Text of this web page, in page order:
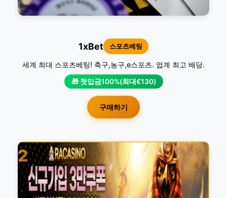
1xBet 스포츠베팅
세계 최대 스포츠베팅! 축구,농구,e스포츠. 업계 최고 배당.
🎁 첫입금100%(최대€130)
구매하기
2